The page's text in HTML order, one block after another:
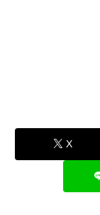
X